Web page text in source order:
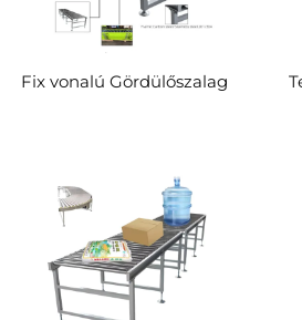
Fix vonalú Gördülőszalag